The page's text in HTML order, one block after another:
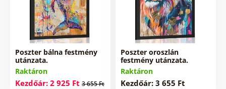
Poszter bálna festmény
utánzata.
Raktáron
Kezdőár: 2 925 Ft 3 655 Ft
Poszter oroszlán
festmény utánzata.
Raktáron
Kezdőár: 3 655 Ft